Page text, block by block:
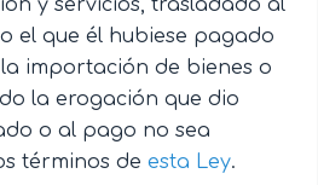
y servicios, trasladado al
el que él hubiese pagado
importación de bienes o
la erogación que dio
o al pago no sea
términos de esta Ley.